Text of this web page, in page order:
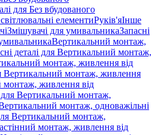
для Без вбудованого
елементиРуків'яІнше
Змішувачі для умивальникаЗапасні
Вертикальний монтаж,
деталі для Вертикальний монтаж,
монтаж, живлення від
Вертикальний монтаж, живлення
монтаж, живлення від
для Вертикальний монтаж,
монтаж, одноважільні
Вертикальний монтаж,
монтаж, живлення від